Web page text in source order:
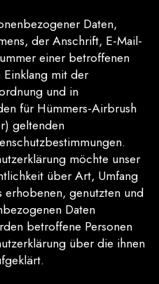
Daten,
der Anschrift, E-Mail-
einer betroffenen
mit der
und in
für Hümmers-Airbrush
geltenden
möchte unser
über Art, Umfang
erhobenen, genutzten und
Daten
betroffene Personen
über die ihnen